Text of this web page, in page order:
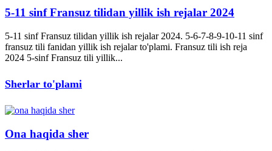
5-11 sinf Fransuz tilidan yillik ish rejalar 2024
5-11 sinf Fransuz tilidan yillik ish rejalar 2024. 5-6-7-8-9-10-11 sinf
fransuz tili fanidan yillik ish rejalar to'plami. Fransuz tili ish reja
2024 5-sinf Fransuz tili yillik...
Sherlar to'plami
Ona haqida sher